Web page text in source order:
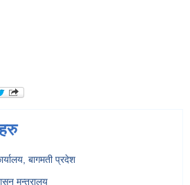
बागमती प्रदेश
मन्त्रालय